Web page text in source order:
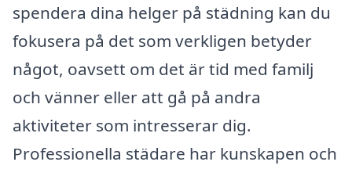
spendera dina helger på städning kan du
fokusera på det som verkligen betyder
något, oavsett om det är tid med familj
och vänner eller att gå på andra
aktiviteter som intresserar dig.
Professionella städare har kunskapen och